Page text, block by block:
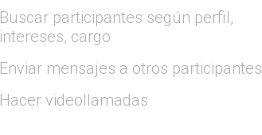
Buscar participantes según perfil,
intereses, cargo
Enviar mensajes a otros participantes
Hacer videollamadas